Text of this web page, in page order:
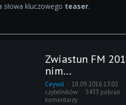
słowa kluczowego teaser.
Zwiastun FM
nim...
Ceyvol 18.09.2016 13:02
czytelników
5433 pobrań
komentarzy